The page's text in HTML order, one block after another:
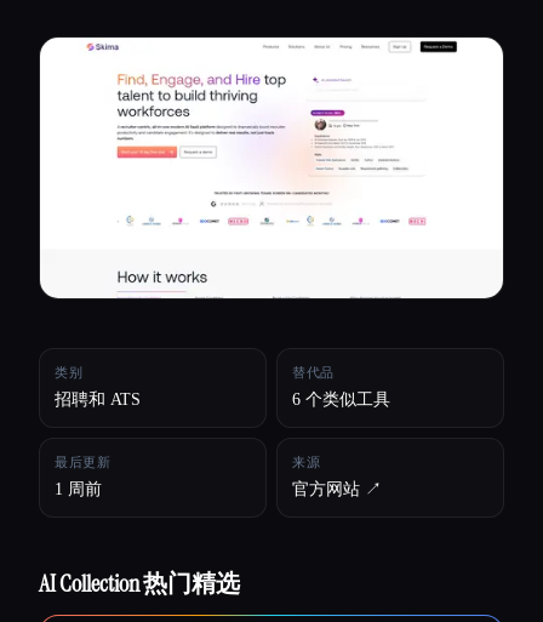
类别
招聘和 ATS
替代品
6 个类似工具
最后更新
1 周前
来源
官方网站 ↗︎
AI Collection 热门精选